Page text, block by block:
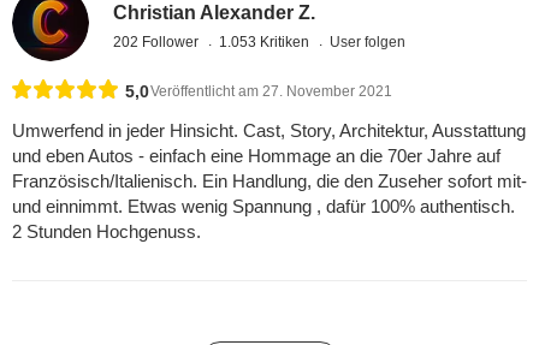
Christian Alexander Z.
202 Follower 1.053 Kritiken User folgen
5,0Veröffentlicht am 27. November 2021
Umwerfend in jeder Hinsicht. Cast, Story, Architektur, Ausstattung
und eben Autos - einfach eine Hommage an die 70er Jahre auf
Französisch/Italienisch. Ein Handlung, die den Zuseher sofort mit-
und einnimmt. Etwas wenig Spannung , dafür 100% authentisch.
2 Stunden Hochgenuss.